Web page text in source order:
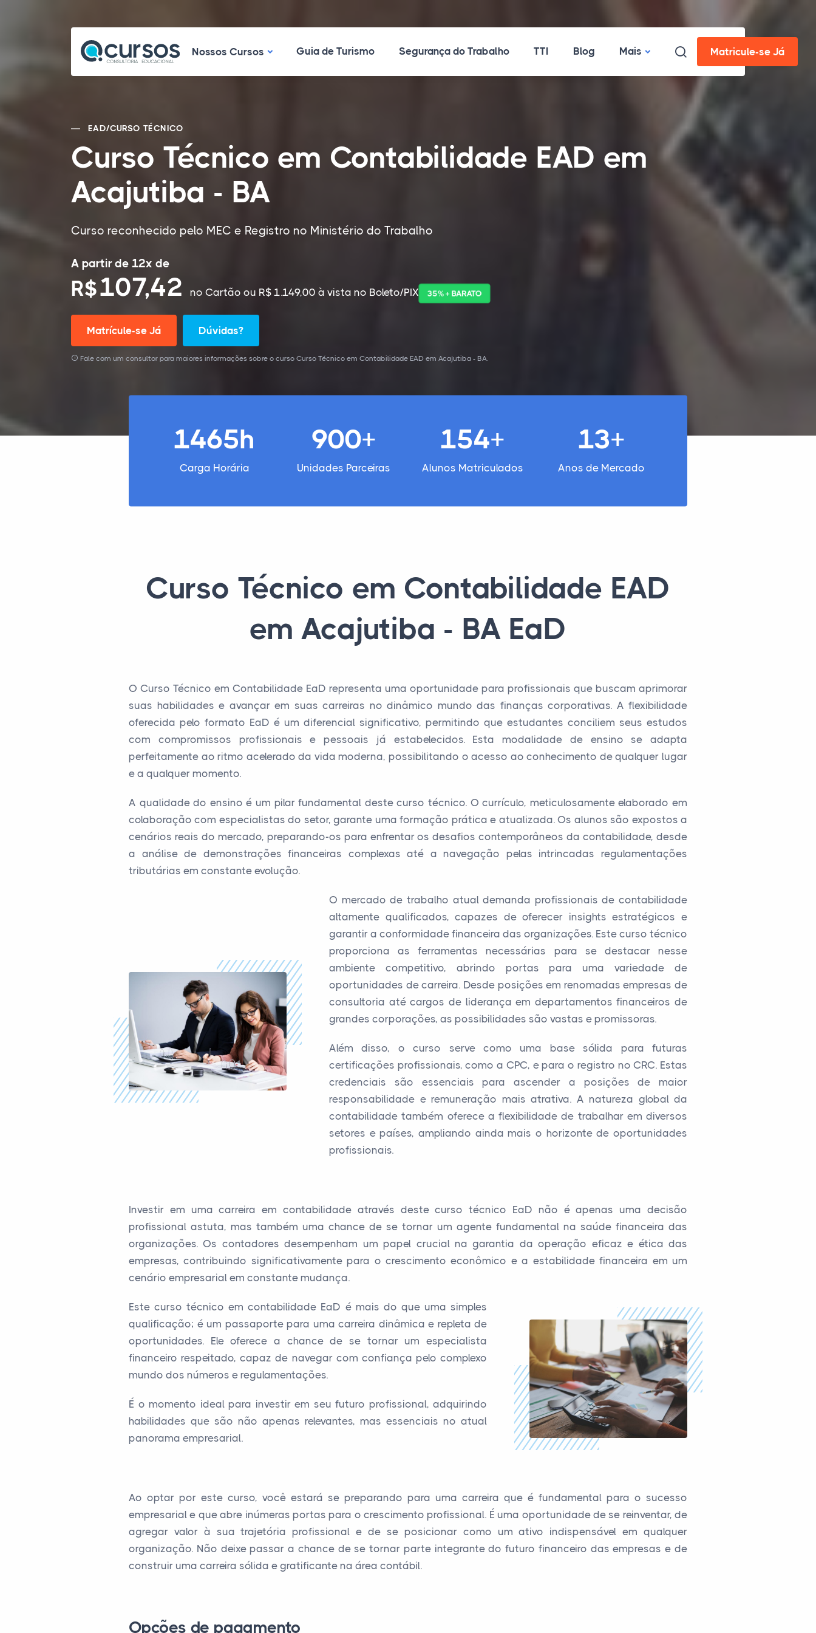
Nossos CursosNossos Cursos
Guia de Turismo Segurança do Trabalho TTI Blog Mais Matricule-se Já
EAD/CURSO TÉCNICO
Curso Técnico em Contabilidade EAD em
Acajutiba - BA
Curso reconhecido pelo MEC e Registro no Ministério do Trabalho
A partir de 12x de
R$107,42 no Cartão ou R$ 1.149,00 à vista no Boleto/PIX 35% + BARATO
Matrícule-se Já Dúvidas?
Fale com um consultor para maiores informações sobre o curso Curso Técnico em Contabilidade EAD em Acajutiba - BA.
1465h
Carga Horária
900+
Unidades Parceiras
154+
Alunos Matriculados
13+
Anos de Mercado
Curso Técnico em Contabilidade EAD
em Acajutiba - BA EaD
O Curso Técnico em Contabilidade EaD representa uma oportunidade para profissionais que buscam aprimorar
suas habilidades e avançar em suas carreiras no dinâmico mundo das finanças corporativas. A flexibilidade
oferecida pelo formato EaD é um diferencial significativo, permitindo que estudantes conciliem seus estudos
com compromissos profissionais e pessoais já estabelecidos. Esta modalidade de ensino se adapta
perfeitamente ao ritmo acelerado da vida moderna, possibilitando o acesso ao conhecimento de qualquer lugar
e a qualquer momento.
A qualidade do ensino é um pilar fundamental deste curso técnico. O currículo, meticulosamente elaborado em
colaboração com especialistas do setor, garante uma formação prática e atualizada. Os alunos são expostos a
cenários reais do mercado, preparando-os para enfrentar os desafios contemporâneos da contabilidade, desde
a análise de demonstrações financeiras complexas até a navegação pelas intrincadas regulamentações
tributárias em constante evolução.
O mercado de trabalho atual demanda profissionais de contabilidade
altamente qualificados, capazes de oferecer insights estratégicos e
garantir a conformidade financeira das organizações. Este curso técnico
proporciona as ferramentas necessárias para se destacar nesse
ambiente competitivo, abrindo portas para uma variedade de
oportunidades de carreira. Desde posições em renomadas empresas de
consultoria até cargos de liderança em departamentos financeiros de
grandes corporações, as possibilidades são vastas e promissoras.
Além disso, o curso serve como uma base sólida para futuras
certificações profissionais, como a CPC, e para o registro no CRC. Estas
credenciais são essenciais para ascender a posições de maior
responsabilidade e remuneração mais atrativa. A natureza global da
contabilidade também oferece a flexibilidade de trabalhar em diversos
setores e países, ampliando ainda mais o horizonte de oportunidades
profissionais.
Investir em uma carreira em contabilidade através deste curso técnico EaD não é apenas uma decisão
profissional astuta, mas também uma chance de se tornar um agente fundamental na saúde financeira das
organizações. Os contadores desempenham um papel crucial na garantia da operação eficaz e ética das
empresas, contribuindo significativamente para o crescimento econômico e a estabilidade financeira em um
cenário empresarial em constante mudança.
Este curso técnico em contabilidade EaD é mais do que uma simples
qualificação; é um passaporte para uma carreira dinâmica e repleta de
oportunidades. Ele oferece a chance de se tornar um especialista
financeiro respeitado, capaz de navegar com confiança pelo complexo
mundo dos números e regulamentações.
É o momento ideal para investir em seu futuro profissional, adquirindo
habilidades que são não apenas relevantes, mas essenciais no atual
panorama empresarial.
Ao optar por este curso, você estará se preparando para uma carreira que é fundamental para o sucesso
empresarial e que abre inúmeras portas para o crescimento profissional. É uma oportunidade de se reinventar, de
agregar valor à sua trajetória profissional e de se posicionar como um ativo indispensável em qualquer
organização. Não deixe passar a chance de se tornar parte integrante do futuro financeiro das empresas e de
construir uma carreira sólida e gratificante na área contábil.
Opções de pagamento